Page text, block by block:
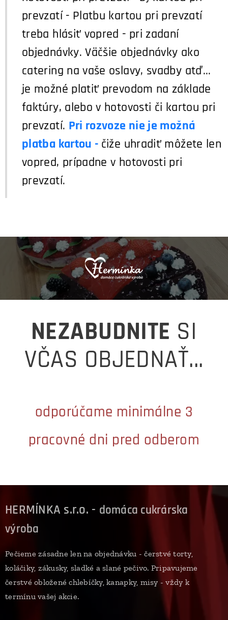
prevzatí - Platbu kartou pri prevzatí
treba hlásiť vopred - pri zadaní
objednávky. Väčšie objednávky ako
catering na vaše oslavy, svadby atď...
je možné platiť prevodom na základe
faktúry, alebo v hotovosti či kartou pri
prevzatí. Pri rozvoze nie je možná
platba kartou - čiže uhradiť môžete len
vopred, prípadne v hotovosti pri
prevzatí.
NEZABUDNITE SI
VČAS OBJEDNAŤ...
odporúčame minimálne 3
pracovné dni pred odberom
HERMÍNKA s.r.o. - domáca cukrárska
výroba
Pečieme zásadne len na objednávku - čerstvé torty,
koláčiky, zákusky, sladké a slané pečivo. Pripavujeme
čerstvé obložené chlebíčky, kanapky, misy - vždy k
termínu vašej akcie.